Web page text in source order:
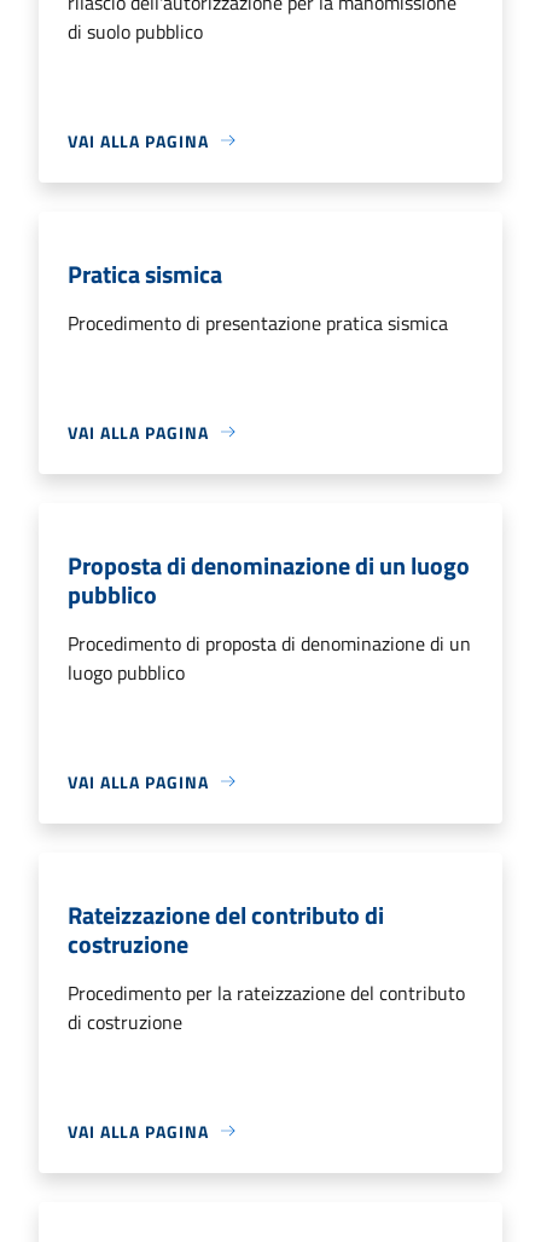
di suolo pubblico
VAI ALLA PAGINA
Pratica sismica
Procedimento di presentazione pratica sismica
VAI ALLA PAGINA
Proposta di denominazione di un luogo
pubblico
Procedimento di proposta di denominazione di un
luogo pubblico
VAI ALLA PAGINA
Rateizzazione del contributo di
costruzione
Procedimento per la rateizzazione del contributo
di costruzione
VAI ALLA PAGINA